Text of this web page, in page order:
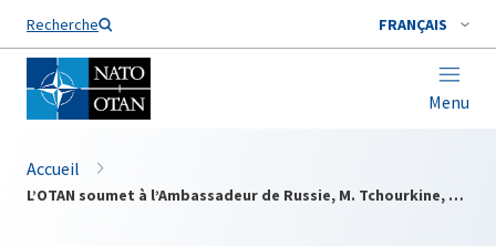
Recherche FRANÇAIS
Menu
Nom de famille*
Accueil
L’OTAN soumet à l’Ambassadeur de Russie, M. Tchourkine, un avant-projet de “cadre politique pour les relations entre l’OTAN et la Russie”